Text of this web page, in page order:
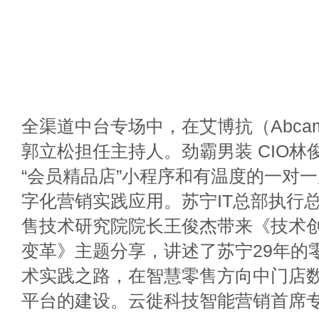
全渠道中台专场中，在艾博抗（
郭立松担任主持人。劲霸男装 CIO林
“会员精品店”小程序和有温度的一对
字化营销实践应用。苏宁IT总部执行
售技术研究院院长王俊杰带来《技术
变革》主题分享，讲述了苏宁29年的
术实践之路，在智慧零售方向中门店
平台的建设。云徙科技智能营销首席